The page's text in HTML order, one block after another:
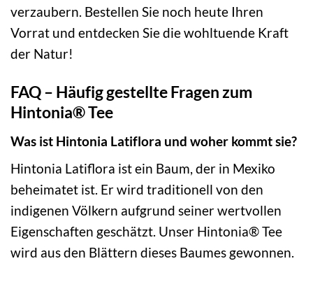
verzaubern. Bestellen Sie noch heute Ihren
Vorrat und entdecken Sie die wohltuende Kraft
der Natur!
FAQ – Häufig gestellte Fragen zum
Hintonia® Tee
Was ist Hintonia Latiflora und woher kommt sie?
Hintonia Latiflora ist ein Baum, der in Mexiko
beheimatet ist. Er wird traditionell von den
indigenen Völkern aufgrund seiner wertvollen
Eigenschaften geschätzt. Unser Hintonia® Tee
wird aus den Blättern dieses Baumes gewonnen.